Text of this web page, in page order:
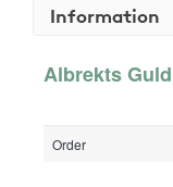
Information
Albrekts
Order